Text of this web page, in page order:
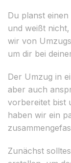
Du planst
und weißt
wir von
um dir bei
Der Umzug in
aber auch
vorbereitet bist
haben wir ein
Zunächst